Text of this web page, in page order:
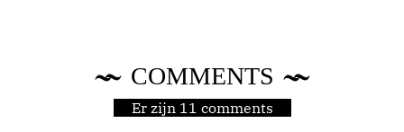
COMMENTS
Er zijn 11 comments